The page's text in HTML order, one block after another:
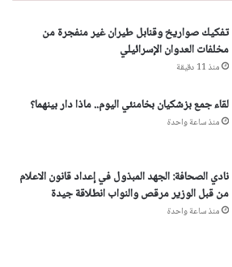
تفكيك صواريخ وقنابل طيران غير منفجرة من
مخلفات العدوان الإسرائيلي
منذ 11 دقيقة
لقاء جمع بزشكيان بخامنئي اليوم.. ماذا دار بينهما؟
منذ ساعة واحدة
نادي الصحافة: الجهد المبذول في إعداد قانون الاعلام
من قبل الوزير مرقص والنواب انطلاقة جيدة
منذ ساعة واحدة